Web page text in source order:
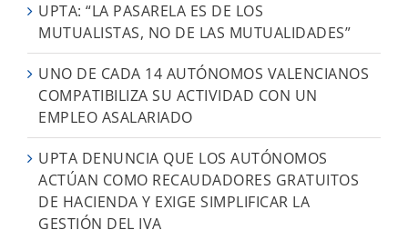
UPTA: “LA PASARELA ES DE LOS
MUTUALISTAS, NO DE LAS MUTUALIDADES”
UNO DE CADA 14 AUTÓNOMOS VALENCIANOS
COMPATIBILIZA SU ACTIVIDAD CON UN
EMPLEO ASALARIADO
UPTA DENUNCIA QUE LOS AUTÓNOMOS
ACTÚAN COMO RECAUDADORES GRATUITOS
DE HACIENDA Y EXIGE SIMPLIFICAR LA
GESTIÓN DEL IVA